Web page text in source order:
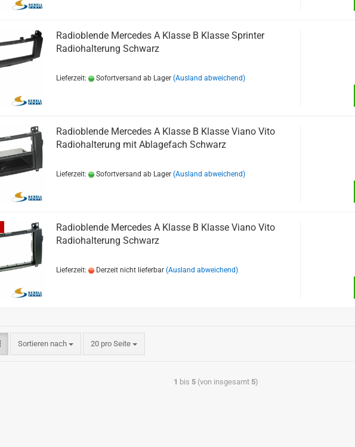
Radioblende Mercedes A Klasse B Klasse Sprinter
Radiohalterung Schwarz
Lieferzeit: Sofortversand ab Lager (Ausland abweichend)
Radioblende Mercedes A Klasse B Klasse Viano Vito
Radiohalterung mit Ablagefach Schwarz
Lieferzeit: Sofortversand ab Lager (Ausland abweichend)
Radioblende Mercedes A Klasse B Klasse Viano Vito
Radiohalterung Schwarz
Lieferzeit: Derzeit nicht lieferbar (Ausland abweichend)
Sortieren nach 20 pro Seite
1 bis 5(von insgesamt 5)